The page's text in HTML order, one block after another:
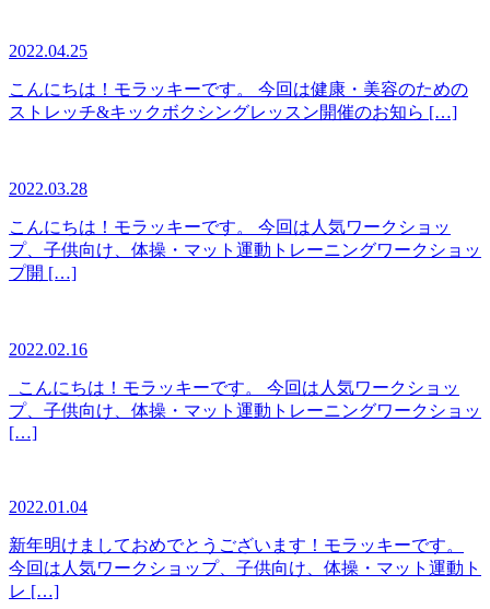
2022.04.25
こんにちは！モラッキーです。 今回は健康・美容のための
ストレッチ&キックボクシングレッスン開催のお知ら […]
2022.03.28
こんにちは！モラッキーです。 今回は人気ワークショッ
プ、子供向け、体操・マット運動トレーニングワークショッ
プ開 […]
2022.02.16
こんにちは！モラッキーです。 今回は人気ワークショッ
プ、子供向け、体操・マット運動トレーニングワークショッ
[…]
2022.01.04
新年明けましておめでとうございます！モラッキーです。
今回は人気ワークショップ、子供向け、体操・マット運動ト
レ […]